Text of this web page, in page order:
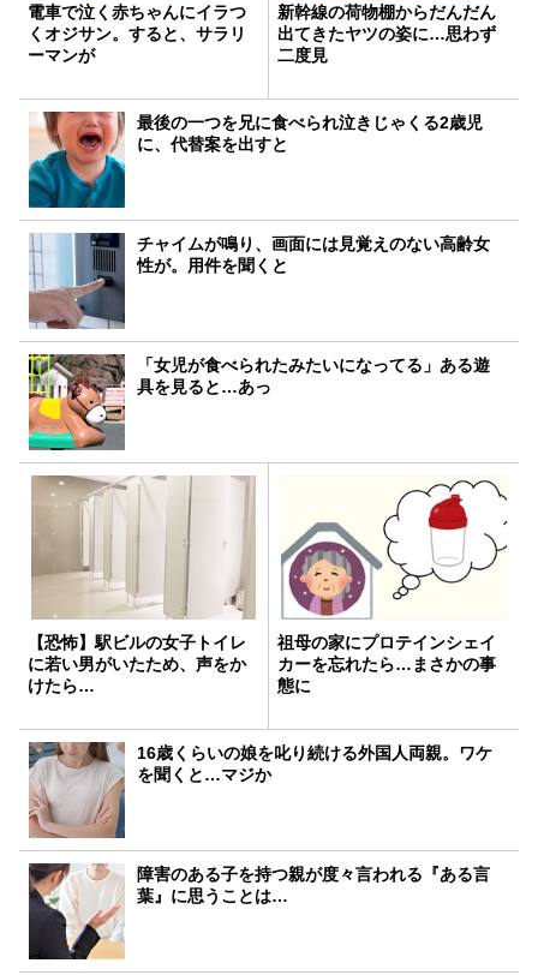
電車で泣く赤ちゃんにイラつ
くオジサン。すると、サラリ
ーマンが
新幹線の荷物棚からだんだん
出てきたヤツの姿に…思わず
二度見
最後の一つを兄に食べられ泣きじゃくる2歳児
に、代替案を出すと
チャイムが鳴り、画面には見覚えのない高齢女
性が。用件を聞くと
「女児が食べられたみたいになってる」ある遊
具を見ると…あっ
【恐怖】駅ビルの女子トイレ
に若い男がいたため、声をか
けたら…
祖母の家にプロテインシェイ
カーを忘れたら…まさかの事
態に
16歳くらいの娘を叱り続ける外国人両親。ワケ
を聞くと…マジか
障害のある子を持つ親が度々言われる『ある言
葉』に思うことは…